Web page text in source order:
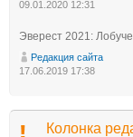
09.01.2020 12:31
Эверест 2021:
Редакция сайта
17.06.2019 17:38
Колонка